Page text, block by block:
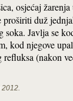
osjećaj
proširiti duž
soka. Javlja se
kod njegove
refluksa (nakon